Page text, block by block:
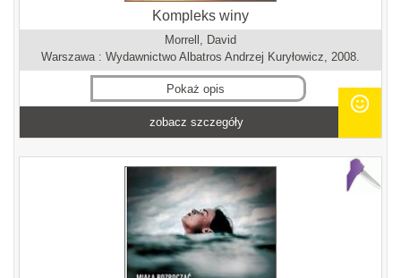
Kompleks winy
Morrell, David
Warszawa : Wydawnictwo Albatros Andrzej Kuryłowicz, 2008.
Pokaż opis
zobacz szczegóły